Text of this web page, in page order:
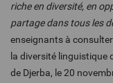
riche en diversité, en
partage dans tous les
enseignants à
la diversité linguistique
de Djerba, le 20